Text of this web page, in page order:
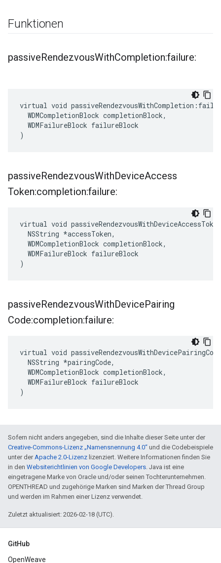
Funktionen
passiveRendezvousWithCompletion:failure:
virtual void
  WDMCompletionBlock completionBlock,
  WDMFailureBlock failureBlock
)
passiveRendezvousWithDeviceAccess
Token:completion:failure:
virtual void
  NSString *accessToken,
  WDMCompletionBlock completionBlock,
  WDMFailureBlock failureBlock
)
passiveRendezvousWithDevicePairing
Code:completion:failure:
virtual void
  NSString *pairingCode,
  WDMCompletionBlock completionBlock,
  WDMFailureBlock failureBlock
)
Sofern nicht anders angegeben, sind die Inhalte dieser Seite unter der
Creative-Commons-Lizenz „Namensnennung 4.0“ und die Codebeispiele
unter derApache 2.0-Lizenz lizenziert. Weitere Informationen finden Sie
in den Websiterichtlinien von Google Developers. Java ist eine
eingetragene Marke von Oracle und/oder seinen Tochterunternehmen.
OPENTHREAD und zugehörige Marken sind Marken der Thread Group
und werden im Rahmen einer Lizenz verwendet.
Zuletzt aktualisiert: 2026-02-18 (UTC).
GitHub
OpenWeave